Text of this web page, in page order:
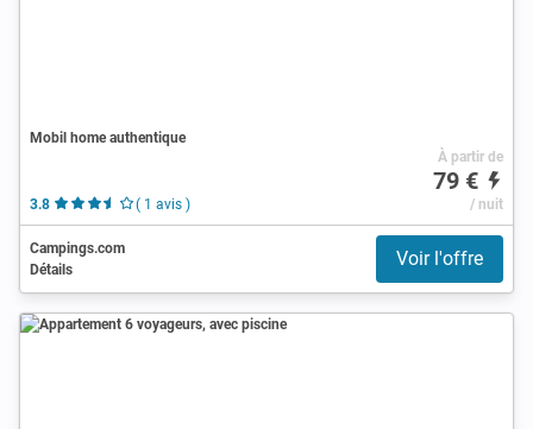
Mobil home authentique
3.8 ( 1 avis )
À partir de
79 €
/ nuit
Campings.com
Détails
Voir l'offre